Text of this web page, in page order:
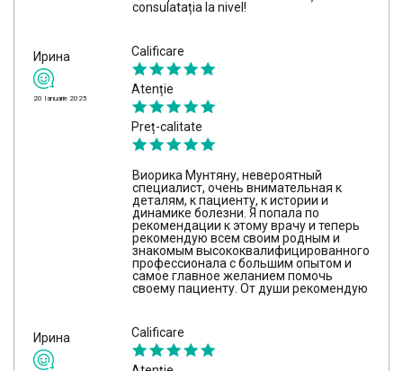
consulatația la nivel!
Ирина
20 Ianuarie 2025
Calificare
Atenție
Preț-calitate
Виорика Мунтяну, невероятный
специалист, очень внимательная к
деталям, к пациенту, к истории и
динамике болезни. Я попала по
рекомендации к этому врачу и теперь
рекомендую всем своим родным и
знакомым высококвалифицированного
профессионала с большим опытом и
самое главное желанием помочь
своему пациенту. От души рекомендую
Ирина Calificare